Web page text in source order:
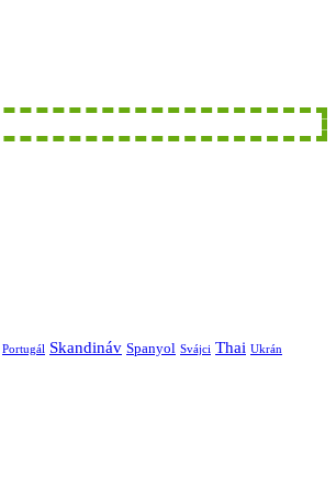
Portugál Skandináv Spanyol Svájci Thai Ukrán